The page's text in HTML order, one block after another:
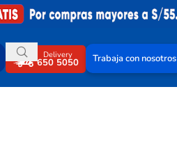
Delivery
650 5050 Trabaja con nosotros